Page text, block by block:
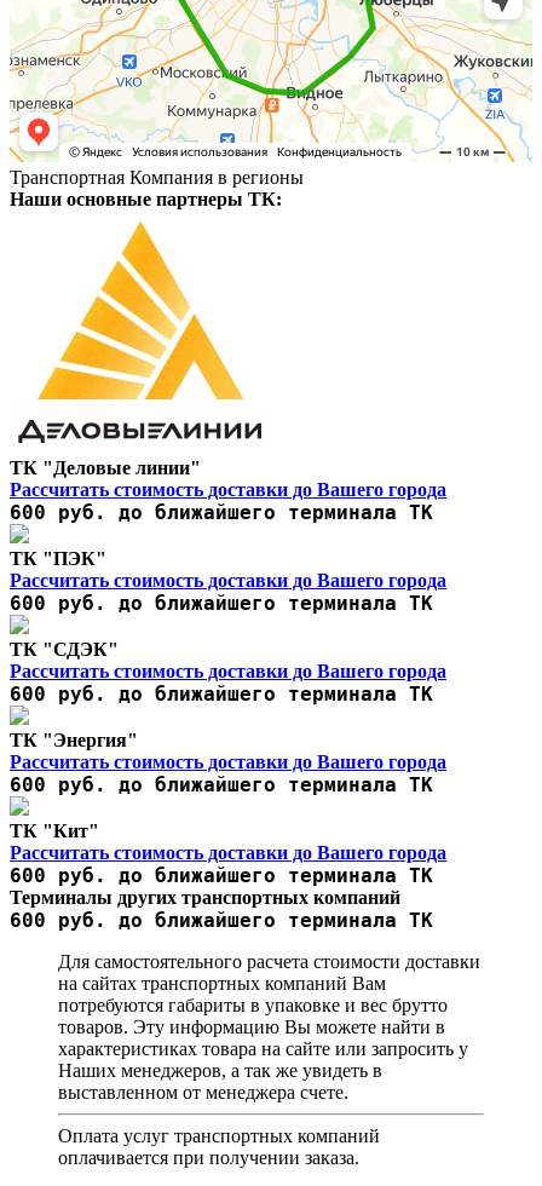
Транспортная Компания в регионы
Наши основные партнеры ТК:
ТК "Деловые линии"
Рассчитать стоимость доставки до Вашего города
600 руб. до ближайшего терминала ТК
ТК "ПЭК"
Рассчитать стоимость доставки до Вашего города
600 руб. до ближайшего терминала ТК
ТК "СДЭК"
Рассчитать стоимость доставки до Вашего города
600 руб. до ближайшего терминала ТК
ТК "Энергия"
Рассчитать стоимость доставки до Вашего города
600 руб. до ближайшего терминала ТК
ТК "Кит"
Рассчитать стоимость доставки до Вашего города
600 руб. до ближайшего терминала ТК
Терминалы других транспортных компаний
600 руб. до ближайшего терминала ТК
Для самостоятельного расчета стоимости доставки
на сайтах транспортных компаний Вам
потребуются габариты в упаковке и вес брутто
товаров. Эту информацию Вы можете найти в
характеристиках товара на сайте или запросить у
Наших менеджеров, а так же увидеть в
выставленном от менеджера счете.
Оплата услуг транспортных компаний
оплачивается при получении заказа.